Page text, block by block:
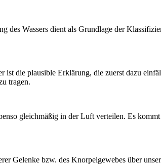
des Wassers dient als Grundlage der
ist die plausible Erklärung, die zuerst dazu
tragen.
gleichmäßig in der Luft verteilen. Es
Gelenke bzw. des Knorpelgewebes über